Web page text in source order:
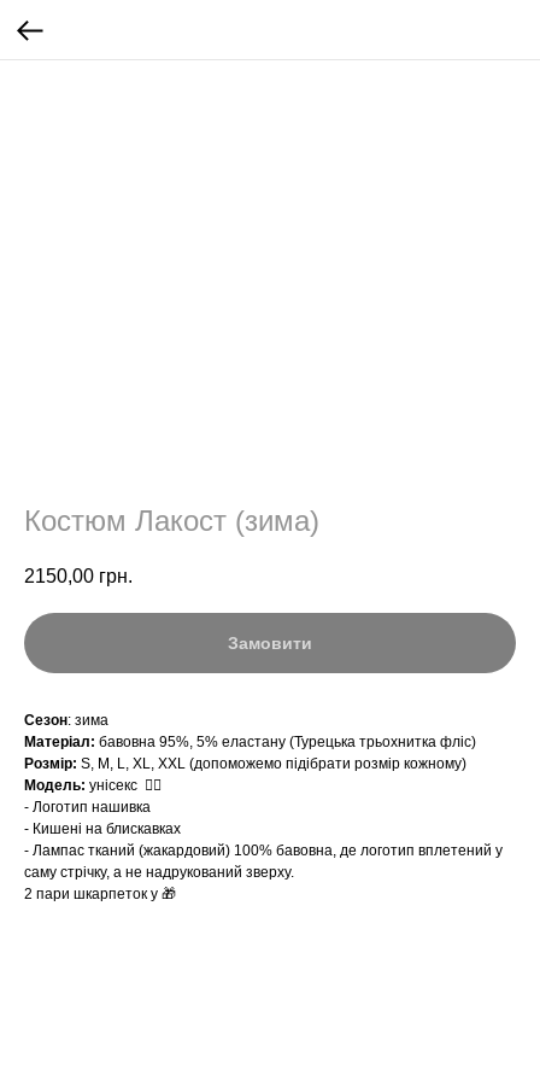
Костюм Лакост (зима)
2150,00 грн.
Замовити
Сезон: зима
Матеріал: бавовна 95%, 5% еластану (Турецька трьохнитка фліс)
Розмір: S, M, L, XL, XXL (допоможемо підібрати розмір кожному)
Модель: унісекс ☝🏻
- Логотип нашивка
- Кишені на блискавках
- Лампас тканий (жакардовий) 100% бавовна, де логотип вплетений у
саму стрічку, а не надрукований зверху.
2 пари шкарпеток у 🎁